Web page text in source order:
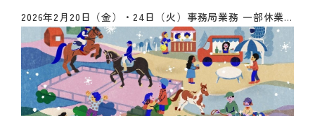
2026年2月20日（金）・24日（火）事務局業務 一部休業...